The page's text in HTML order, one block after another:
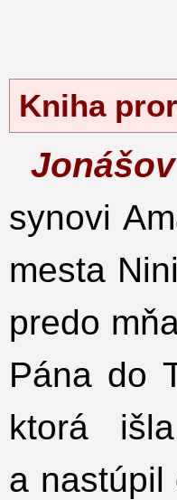
Kniha
synovi
mesta
predo
Pána do
ktorá
a nastúpil